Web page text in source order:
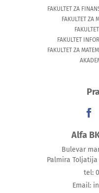
FAKULTET ZA
FAKULTET ZA
FAKULTET
FAKULTET ZA
Alfa
Bulevar
Palmira
tel:
Email: